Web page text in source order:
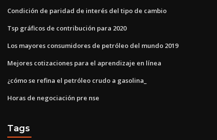
Condición de paridad de interés del tipo de cambio
Tsp gráficos de contribución para 2020
Los mayores consumidores de petróleo del mundo 2019
Mejores cotizaciones para el aprendizaje en línea
¿cómo se refina el petróleo crudo a gasolina_
Horas de negociación pre nse
Tags